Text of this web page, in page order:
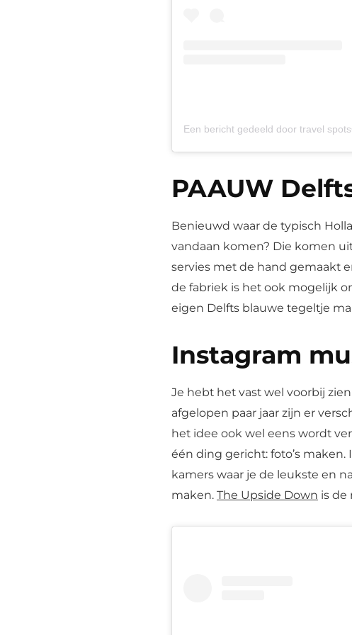
Een bericht gedeeld door travel
PAAUW
Benieuwd waar de typisch
vandaan komen? Die komen
servies met de hand gemaakt
de fabriek is het ook mogelijk
eigen Delfts blauwe tegeltje
Instagram
Je hebt het vast wel voorbij
afgelopen paar jaar zijn er
het idee ook wel eens wordt
één ding gericht: foto’s
kamers waar je de leukste en
maken. The Upside Down is de